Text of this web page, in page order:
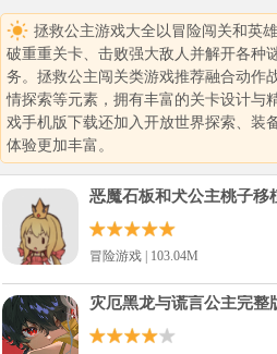
拯救公主游戏大全以冒险闯关和英
破重重关卡、击败强大敌人并解开各种
务。拯救公主闯关类游戏推荐融合动作
情探索等元素，拥有丰富的关卡设计与
戏手机版下载还加入开放世界探索、装
体验更加丰富。
恶魔石板和犬公主桃子移
冒险游戏 | 103.04M
灾厄黑龙与谎言公主完整